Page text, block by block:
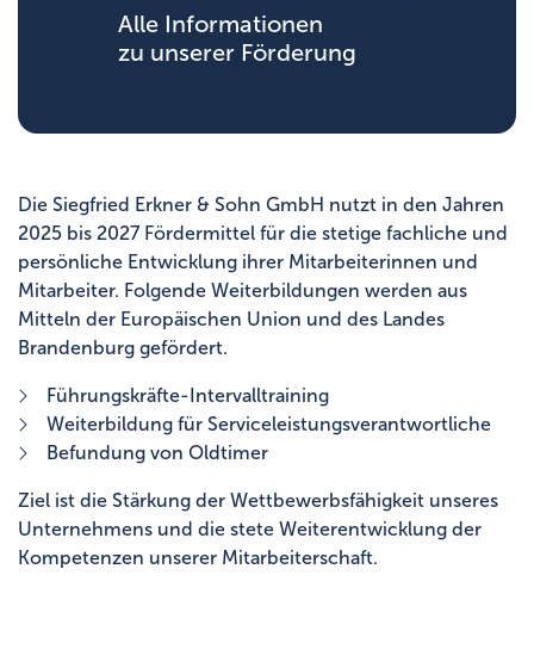
Alle Informationen
zu unserer Förderung
Die Siegfried Erkner & Sohn GmbH nutzt in den Jahren
2025 bis 2027 Fördermittel für die stetige fachliche und
persönliche Entwicklung ihrer Mitarbeiterinnen und
Mitarbeiter. Folgende Weiterbildungen werden aus
Mitteln der Europäischen Union und des Landes
Brandenburg gefördert.
Führungskräfte-Intervalltraining
Weiterbildung für Serviceleistungsverantwortliche
Befundung von Oldtimer
Ziel ist die Stärkung der Wettbewerbsfähigkeit unseres
Unternehmens und die stete Weiterentwicklung der
Kompetenzen unserer Mitarbeiterschaft.